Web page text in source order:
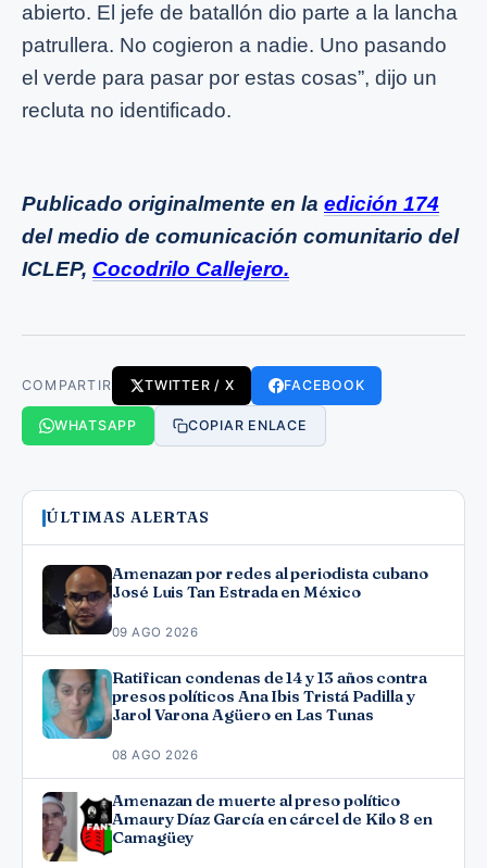
abierto. El jefe de batallón dio parte a la lancha
patrullera. No cogieron a nadie. Uno pasando
el verde para pasar por estas cosas”, dijo un
recluta no identificado.
Publicado originalmente en la edición 174
del medio de comunicación comunitario del
ICLEP, Cocodrilo Callejero.
COMPARTIR TWITTER / X FACEBOOK
WHATSAPP COPIAR ENLACE
ÚLTIMAS ALERTAS
Amenazan por redes al periodista cubano
José Luis Tan Estrada en México
09 AGO 2026
Ratifican condenas de 14 y 13 años contra
presos políticos Ana Ibis Tristá Padilla y
Jarol Varona Agüero en Las Tunas
08 AGO 2026
Amenazan de muerte al preso político
Amaury Díaz García en cárcel de Kilo 8 en
Camagüey